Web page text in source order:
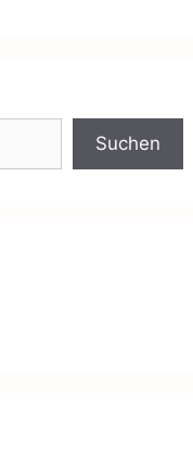
Suchen